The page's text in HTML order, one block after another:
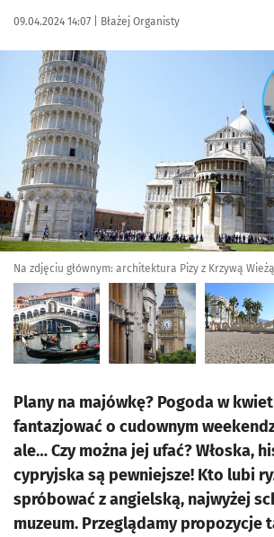
Data publikacji:
09.04.2024 14:07 | Autor:
Błażej Organisty
Kliknij, aby zobaczyć galerię
Na zdjęciu głównym: architektura Pizy z Krzywą
Plany na majówkę? Pogoda w
fantazjować o cudownym
ale… Czy można jej ufać? Włoska,
cypryjska są pewniejsze! Kto lubi
spróbować z angielską, najwyżej
muzeum. Przeglądamy propozycje